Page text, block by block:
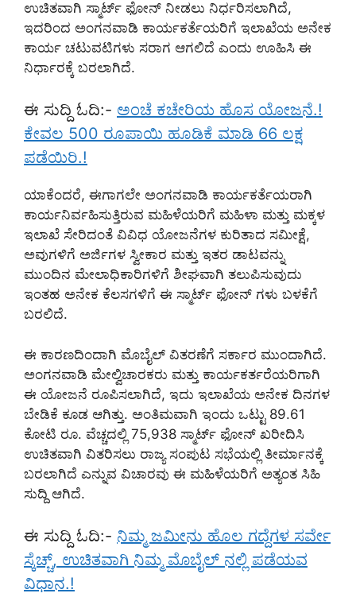
ಉಚಿತವಾಗಿ ಸ್ಮಾರ್ಟ್ ಫೋನ್ ನೀಡಲು ನಿರ್ಧರಿಸಲಾಗಿದೆ,
ಇದರಿಂದ ಅಂಗನವಾಡಿ ಕಾರ್ಯಕರ್ತೆಯರಿಗೆ ಇಲಾಖೆಯ ಅನೇಕ
ಕಾರ್ಯ ಚಟುವಟಿಗಳು ಸರಾಗ ಆಗಲಿದೆ ಎಂದು ಊಹಿಸಿ ಈ
ನಿರ್ಧಾರಕ್ಕೆ ಬರಲಾಗಿದೆ.
ಈ ಸುದ್ದಿ ಓದಿ:- ಅಂಚೆ ಕಚೇರಿಯ ಹೊಸ ಯೋಜನೆ.!
ಕೇವಲ 500 ರೂಪಾಯಿ ಹೂಡಿಕೆ ಮಾಡಿ 66 ಲಕ್ಷ
ಪಡೆಯಿರಿ.!
ಯಾಕೆಂದರೆ, ಈಗಾಗಲೇ ಅಂಗನವಾಡಿ ಕಾರ್ಯಕರ್ತೆಯರಾಗಿ
ಕಾರ್ಯನಿರ್ವಹಿಸುತ್ತಿರುವ ಮಹಿಳೆಯರಿಗೆ ಮಹಿಳಾ ಮತ್ತು ಮಕ್ಕಳ
ಇಲಾಖೆ ಸೇರಿದಂತೆ ವಿವಿಧ ಯೋಜನೆಗಳ ಕುರಿತಾದ ಸಮೀಕ್ಷೆ,
ಅವುಗಳಿಗೆ ಅರ್ಜಿಗಳ ಸ್ವೀಕಾರ ಮತ್ತು ಇತರ ಡಾಟವನ್ನು
ಮುಂದಿನ ಮೇಲಾಧಿಕಾರಿಗಳಿಗೆ ಶೀಘವಾಗಿ ತಲುಪಿಸುವುದು
ಇಂತಹ ಅನೇಕ ಕೆಲಸಗಳಿಗೆ ಈ ಸ್ಮಾರ್ಟ್ ಫೋನ್ ಗಳು ಬಳಕೆಗೆ
ಬರಲಿದೆ.
ಈ ಕಾರಣದಿಂದಾಗಿ ಮೊಬೈಲ್ ವಿತರಣೆಗೆ ಸರ್ಕಾರ ಮುಂದಾಗಿದೆ.
ಅಂಗನವಾಡಿ ಮೇಲ್ವಿಚಾರಕರು ಮತ್ತು ಕಾರ್ಯಕರ್ತರೆಯರಿಗಾಗಿ
ಈ ಯೋಜನೆ ರೂಪಿಸಲಾಗಿದೆ, ಇದು ಇಲಾಖೆಯ ಅನೇಕ ದಿನಗಳ
ಬೇಡಿಕೆ ಕೂಡ ಆಗಿತ್ತು. ಅಂತಿಮವಾಗಿ ಇಂದು ಒಟ್ಟು 89.61
ಕೋಟಿ ರೂ. ವೆಚ್ಚದಲ್ಲಿ 75,938 ಸ್ಮಾರ್ಟ್ ಫೋನ್ ಖರೀದಿಸಿ
ಉಚಿತವಾಗಿ ವಿತರಿಸಲು ರಾಜ್ಯ ಸಂಪುಟ ಸಭೆಯಲ್ಲಿ ತೀರ್ಮಾನಕ್ಕೆ
ಬರಲಾಗಿದೆ ಎನ್ನುವ ವಿಚಾರವು ಈ ಮಹಿಳೆಯರಿಗೆ ಅತ್ಯಂತ ಸಿಹಿ
ಸುದ್ದಿ ಆಗಿದೆ.
ಈ ಸುದ್ದಿ ಓದಿ:- ನಿಮ್ಮ ಜಮೀನು ಹೊಲ ಗದ್ದೆಗಳ ಸರ್ವೇ
ಸ್ಕೆಚ್ಚ್, ಉಚಿತವಾಗಿ ನಿಮ್ಮ ಮೊಬೈಲ್ ನಲ್ಲಿ ಪಡೆಯವ
ವಿಧಾನ.!